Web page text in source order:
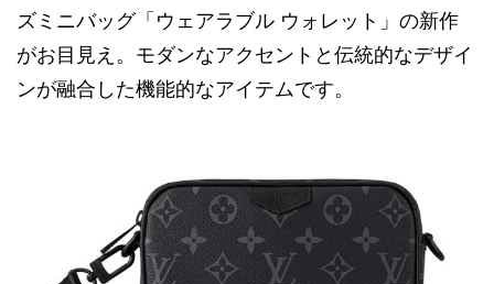
ズミニバッグ「ウェアラブル ウォレット」の新作
がお目見え。モダンなアクセントと伝統的なデザイ
ンが融合した機能的なアイテムです。